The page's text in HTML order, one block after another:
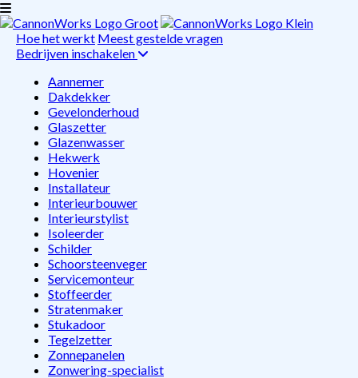
Hoe het werkt Meest gestelde vragen
Bedrijven inschakelen
Aannemer
Dakdekker
Gevelonderhoud
Glaszetter
Glazenwasser
Hekwerk
Hovenier
Installateur
Interieurbouwer
Interieurstylist
Isoleerder
Schilder
Schoorsteenveger
Servicemonteur
Stoffeerder
Stratenmaker
Stukadoor
Tegelzetter
Zonnepanelen
Zonwering-specialist